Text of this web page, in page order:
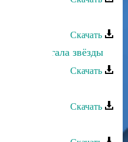
Скачать
ты зажигала звёзды
Скачать
Скачать